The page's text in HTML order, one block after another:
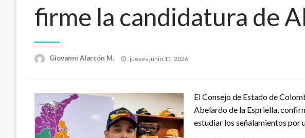
firme la candidatura de
Giovanni Alarcón M.
Publicado
jueves junio 11, 2026
El Consejo de Estado de
Abelardo de la Espriella,
estudiar los señalamientos por